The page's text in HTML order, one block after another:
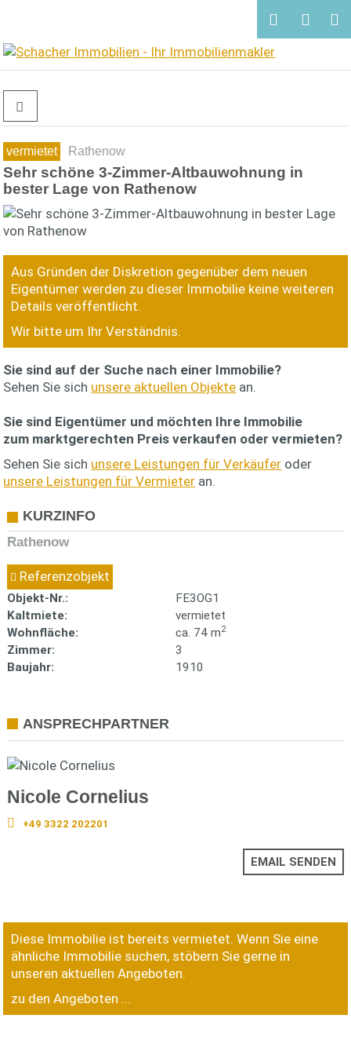
vermietet Rathenow
Sehr schöne 3-Zimmer-Altbauwohnung in
bester Lage von Rathenow
Aus Gründen der Diskretion gegenüber dem neuen
Eigentümer werden zu dieser Immobilie keine weiteren
Details veröffentlicht.
Wir bitte um Ihr Verständnis.
Sie sind auf der Suche nach einer Immobilie?
Sehen Sie sich unsere aktuellen Objekte an.
Sie sind Eigentümer und möchten Ihre Immobilie
zum marktgerechten Preis verkaufen oder vermieten?
Sehen Sie sich unsere Leistungen für Verkäufer oder
unsere Leistungen für Vermieter an.
KURZINFO
Rathenow
Referenzobjekt
Objekt-Nr.:
FE3OG1
Kaltmiete:
vermietet
Wohnfläche:
ca. 74 m2
Zimmer:
3
Baujahr:
1910
ANSPRECHPARTNER
Nicole Cornelius
+49 3322 202201
EMAIL SENDEN
Diese Immobilie ist bereits vermietet. Wenn Sie eine
ähnliche Immobilie suchen, stöbern Sie gerne in
unseren aktuellen Angeboten.
zu den Angeboten ...